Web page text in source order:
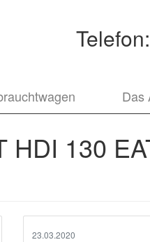
Telefon:
Das
HDI 130
23.03.2020